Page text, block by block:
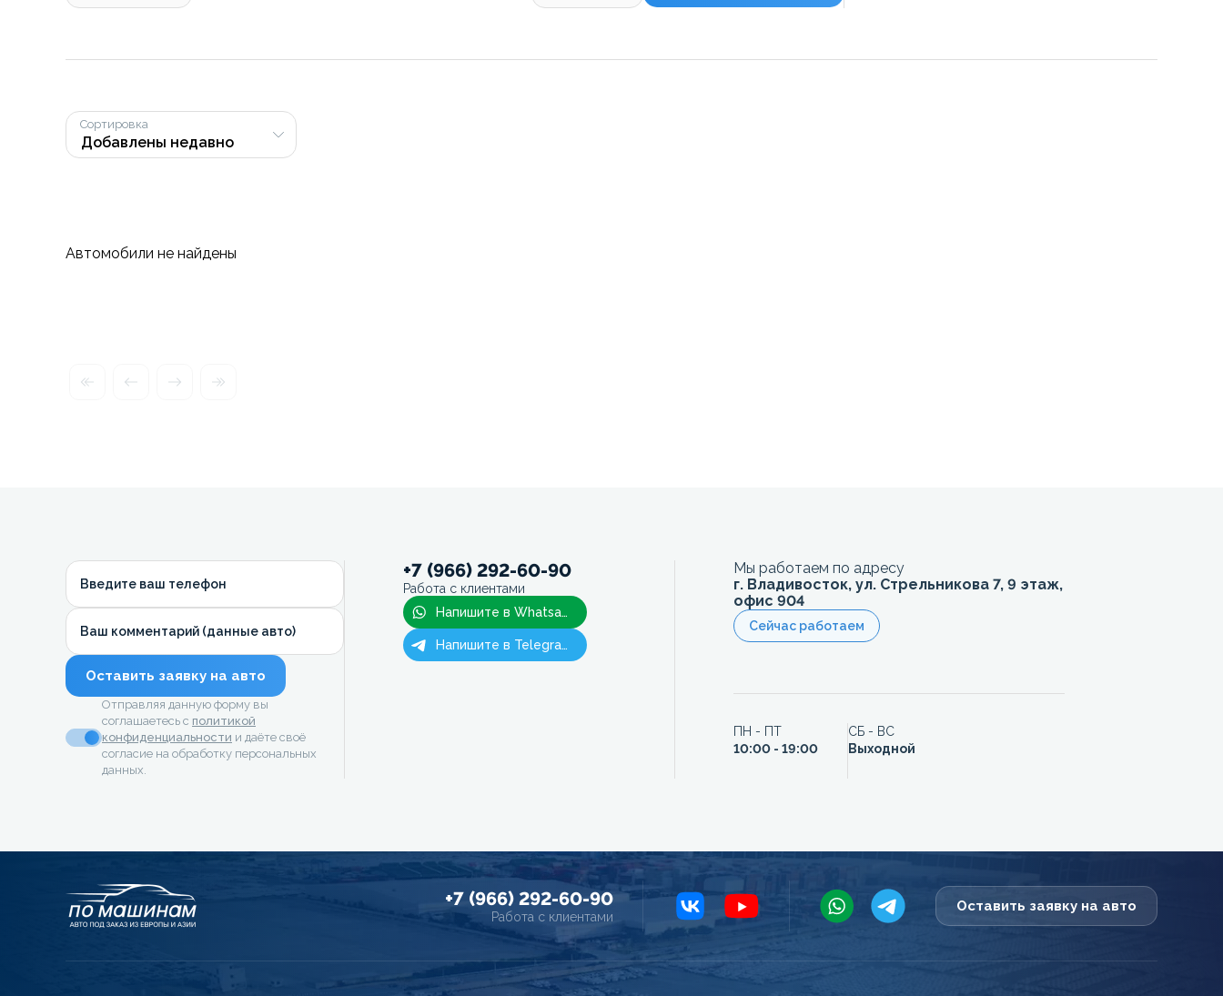
Сортировка
Автомобили не найдены
Введите ваш телефон
Ваш комментарий (данные авто)
Оставить заявку на авто
Отправляя данную форму вы
соглашаетесь с политикой
конфиденциальности и даёте своё
согласие на обработку персональных
данных.
+7 (966) 292-60-90
Работа с клиентами
Напишите в Whatsapp
Напишите в Telegram
Мы работаем по адресу
г. Владивосток, ул. Стрельникова 7, 9 этаж,
офис 904
Сейчас работаем
ПН - ПТ
10:00 - 19:00
СБ - ВС
Выходной
+7 (966) 292-60-90
Работа с клиентами
Оставить заявку на авто